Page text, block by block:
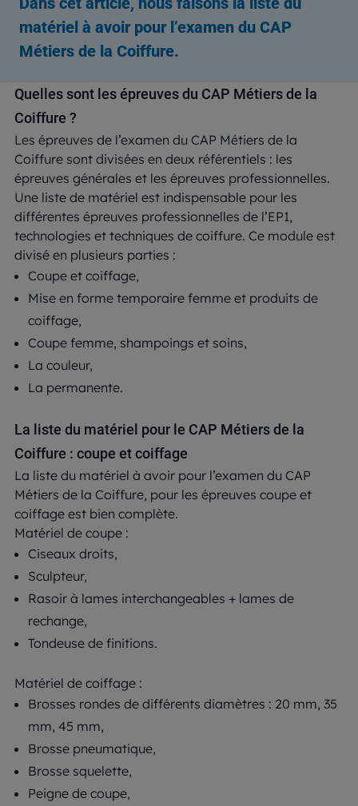
matériel à avoir pour l’examen du CAP
Métiers de la Coiffure.
Quelles sont les épreuves du CAP Métiers de la
Coiffure ?
Les épreuves de l’examen du CAP Métiers de la
Coiffure sont divisées en deux référentiels : les
épreuves générales et les épreuves professionnelles.
Une liste de matériel est indispensable pour les
différentes épreuves professionnelles de l’EP1,
technologies et techniques de coiffure. Ce module est
divisé en plusieurs parties :
Coupe et coiffage,
Mise en forme temporaire femme et produits de
coiffage,
Coupe femme, shampoings et soins,
La couleur,
La permanente.
La liste du matériel pour le CAP Métiers de la
Coiffure : coupe et coiffage
La liste du matériel à avoir pour l’examen du CAP
Métiers de la Coiffure, pour les épreuves coupe et
coiffage est bien complète.
Matériel de coupe :
Ciseaux droits,
Sculpteur,
Rasoir à lames interchangeables + lames de
rechange,
Tondeuse de finitions.
Matériel de coiffage :
Brosses rondes de différents diamètres : 20 mm, 35
mm, 45 mm,
Brosse pneumatique,
Brosse squelette,
Peigne de coupe,